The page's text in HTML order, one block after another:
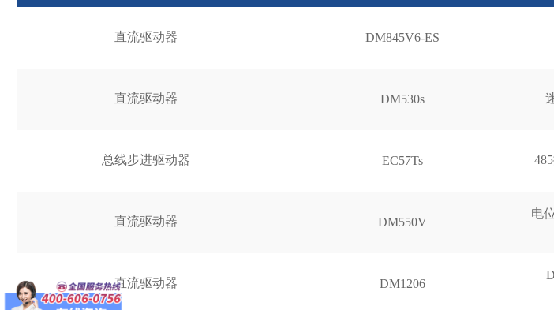
直流驱动器 DM845V6-ES
直流驱动器 DM530s
总线步进驱动器 EC57Ts
直流驱动器 DM550V
电
直流驱动器 DM1206